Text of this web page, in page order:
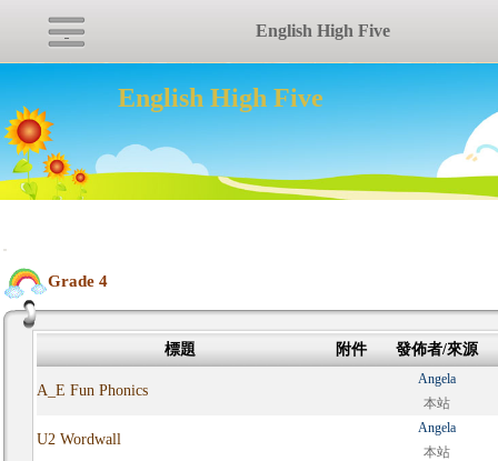
English High Five
:::
Grade 4
標題 附件 發佈者/來源
A_E Fun Phonics
Angela
本站
U2 Wordwall
Angela
本站
English High Five